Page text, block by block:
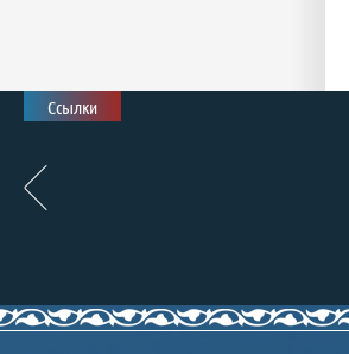
Ссылки